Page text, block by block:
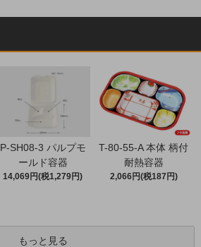
P-SH08-3 パルプモ
ールド容器
14,069円(税1,279円)
T-80-55-A 本体 柄付
耐熱容器
2,066円(税187円)
もっと見る